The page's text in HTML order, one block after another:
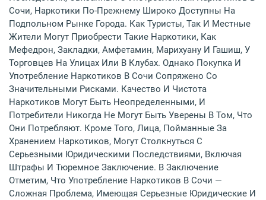
Сочи, Наркотики По-Прежнему Широко Доступны На
Подпольном Рынке Города. Как Туристы, Так И Местные
Жители Могут Приобрести Такие Наркотики, Как
Мефедрон, Закладки, Амфетамин, Марихуану И Гашиш, У
Торговцев На Улицах Или В Клубах. Однако Покупка И
Употребление Наркотиков В Сочи Сопряжено Со
Значительными Рисками. Качество И Чистота
Наркотиков Могут Быть Неопределенными, И
Потребители Никогда Не Могут Быть Уверены В Том, Что
Они Потребляют. Кроме Того, Лица, Пойманные За
Хранением Наркотиков, Могут Столкнуться С
Серьезными Юридическими Последствиями, Включая
Штрафы И Тюремное Заключение. В Заключение
Отметим, Что Употребление Наркотиков В Сочи —
Сложная Проблема, Имеющая Серьезные Юридические И